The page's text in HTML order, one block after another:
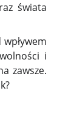
świata
i
zawsze.